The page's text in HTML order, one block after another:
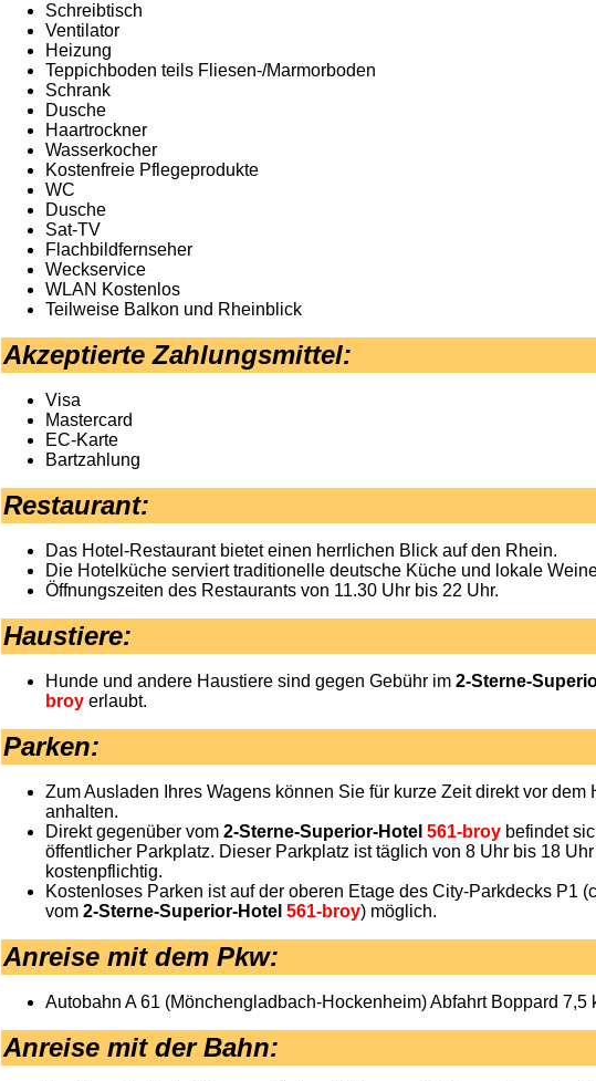
Schreibtisch
Ventilator
Heizung
Teppichboden teils Fliesen-/Marmorboden
Schrank
Dusche
Haartrockner
Wasserkocher
Kostenfreie Pflegeprodukte
WC
Dusche
Sat-TV
Flachbildfernseher
Weckservice
WLAN Kostenlos
Teilweise Balkon und Rheinblick
Akzeptierte Zahlungsmittel:
Visa
Mastercard
EC-Karte
Bartzahlung
Restaurant:
Das Hotel-Restaurant bietet einen herrlichen Blick auf den Rhein.
Die Hotelküche serviert traditionelle deutsche Küche und lokale
Öffnungszeiten des Restaurants von 11.30 Uhr bis 22 Uhr.
Haustiere:
Hunde und andere Haustiere sind gegen Gebühr im 2-Sterne-
broy erlaubt.
Parken:
Zum Ausladen Ihres Wagens können Sie für kurze Zeit direkt vor dem
anhalten.
Direkt gegenüber vom 2-Sterne-Superior-Hotel 561-broy befindet
öffentlicher Parkplatz. Dieser Parkplatz ist täglich von 8 Uhr bis 18 Uhr
kostenpflichtig.
Kostenloses Parken ist auf der oberen Etage des City-Parkdecks P1
vom 2-Sterne-Superior-Hotel 561-broy) möglich.
Anreise mit dem Pkw:
Autobahn A 61 (Mönchengladbach-Hockenheim) Abfahrt Boppard 7,5
Anreise mit der Bahn: